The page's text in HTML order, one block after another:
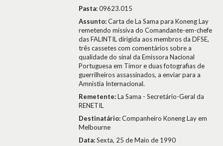
Pasta:09623.015
Assunto:Carta de La Sama para Koneng Lay
remetendo missiva do Comandante-em-chefe
das FALINTIL dirigida aos membros da DFSE,
três cassetes com comentários sobre a
qualidade do sinal da Emissora Nacional
Portuguesa em Timor e duas fotografias de
guerrilheiros assassinados, a enviar para a
Amnistia Internacional.
Remetente:La Sama - Secretário-Geral da
RENETIL
Destinatário:Companheiro Koneng Lay em
Melbourne
Data:Sexta, 25 de Maio de 1990